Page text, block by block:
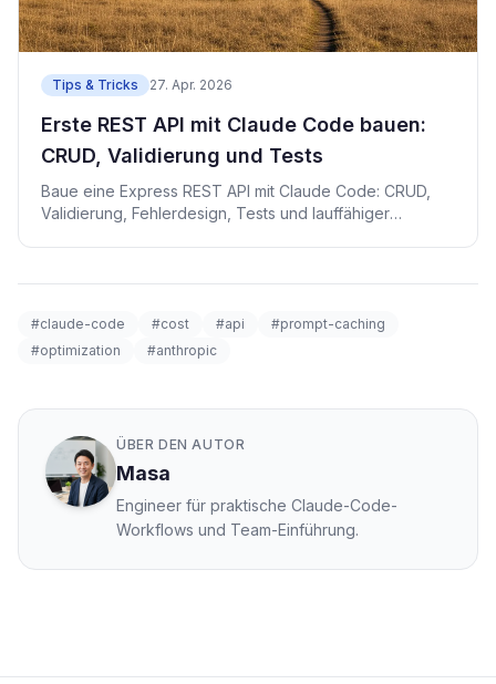
Tips & Tricks 27. Apr. 2026
Erste REST API mit Claude Code bauen:
CRUD, Validierung und Tests
Baue eine Express REST API mit Claude Code: CRUD,
Validierung, Fehlerdesign, Tests und lauffähiger
#claude-code #cost #api
#prompt-caching
#optimization
#anthropic
ÜBER DEN AUTOR
Masa
Engineer für praktische Claude-Code-
Workflows und Team-Einführung.